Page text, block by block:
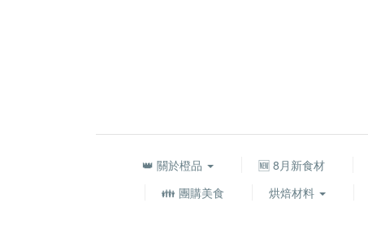
👑 關於橙品 🆕 8月新食材
👪 團購美食
烘焙材料